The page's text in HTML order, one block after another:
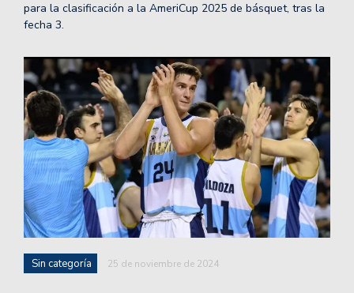
para la clasificación a la AmeriCup 2025 de básquet, tras la
fecha 3.
Sin categoría 25 de noviembre de 2024